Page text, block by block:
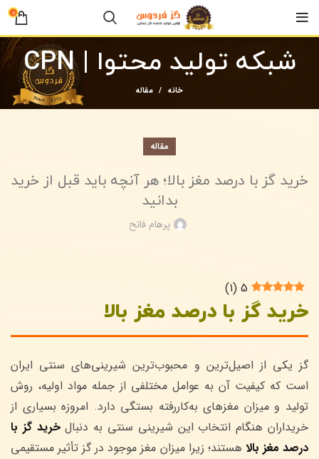
0
شبکه تولید محتوا | CPN
خانه مقاله
مقاله
خرید گز با درصد مغز بالا؛ هر آنچه باید قبل از خرید
بدانید
پرهام فاتح
5
(
1
)
خرید گز با درصد مغز بالا
گز یکی از اصیل‌ترین و محبوب‌ترین شیرینی‌های سنتی ایران
است که کیفیت آن به عوامل مختلفی از جمله مواد اولیه، روش
تولید و میزان مغزهای به‌کاررفته بستگی دارد. امروزه بسیاری از
خریداران هنگام انتخاب این شیرینی سنتی به دنبالخرید گز با
درصد مغز بالا هستند؛ زیرا میزان مغز موجود در گز تأثیر مستقیمی